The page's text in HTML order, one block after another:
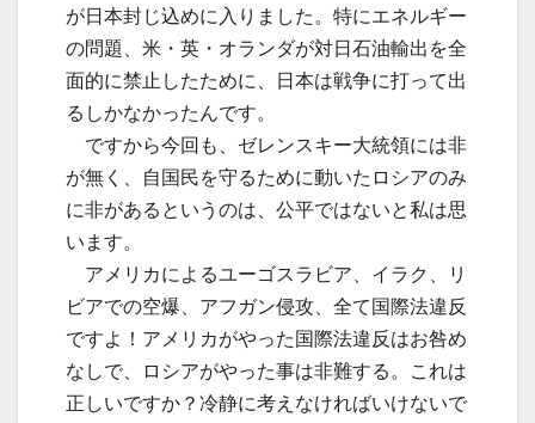
が日本封じ込めに入りました。特にエネルギー
の問題、米・英・オランダが対日石油輸出を全
面的に禁止したために、日本は戦争に打って出
るしかなかったんです。
ですから今回も、ゼレンスキー大統領には非
が無く、自国民を守るために動いたロシアのみ
に非があるというのは、公平ではないと私は思
います。
アメリカによるユーゴスラビア、イラク、リ
ビアでの空爆、アフガン侵攻、全て国際法違反
ですよ！アメリカがやった国際法違反はお咎め
なしで、ロシアがやった事は非難する。これは
正しいですか？冷静に考えなければいけないで